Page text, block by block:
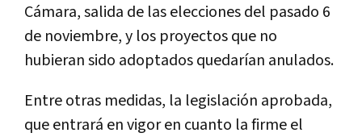
Cámara, salida de las elecciones del pasado 6
de noviembre, y los proyectos que no
hubieran sido adoptados quedarían anulados.
Entre otras medidas, la legislación aprobada,
que entrará en vigor en cuanto la firme el